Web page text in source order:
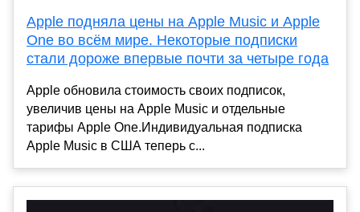
Apple подняла цены на Apple Music и Apple
One во всём мире. Некоторые подписки
стали дороже впервые почти за четыре года
Apple обновила стоимость своих подписок,
увеличив цены на Apple Music и отдельные
тарифы Apple One.Индивидуальная подписка
Apple Music в США теперь с...